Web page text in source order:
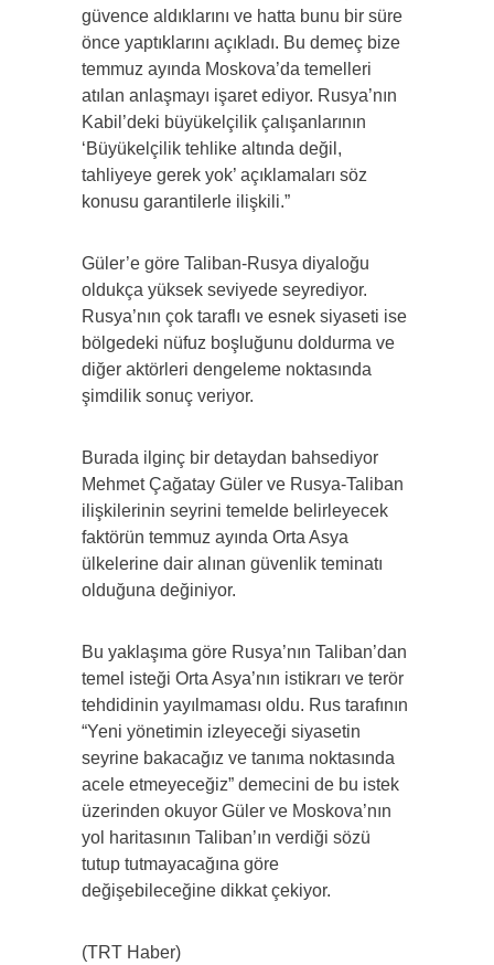
güvence aldıklarını ve hatta bunu bir süre
önce yaptıklarını açıkladı. Bu demeç bize
temmuz ayında Moskova’da temelleri
atılan anlaşmayı işaret ediyor. Rusya’nın
Kabil’deki büyükelçilik çalışanlarının
‘Büyükelçilik tehlike altında değil,
tahliyeye gerek yok’ açıklamaları söz
konusu garantilerle ilişkili.”
Güler’e göre Taliban-Rusya diyaloğu
oldukça yüksek seviyede seyrediyor.
Rusya’nın çok taraflı ve esnek siyaseti ise
bölgedeki nüfuz boşluğunu doldurma ve
diğer aktörleri dengeleme noktasında
şimdilik sonuç veriyor.
Burada ilginç bir detaydan bahsediyor
Mehmet Çağatay Güler ve Rusya-Taliban
ilişkilerinin seyrini temelde belirleyecek
faktörün temmuz ayında Orta Asya
ülkelerine dair alınan güvenlik teminatı
olduğuna değiniyor.
Bu yaklaşıma göre Rusya’nın Taliban’dan
temel isteği Orta Asya’nın istikrarı ve terör
tehdidinin yayılmaması oldu. Rus tarafının
“Yeni yönetimin izleyeceği siyasetin
seyrine bakacağız ve tanıma noktasında
acele etmeyeceğiz” demecini de bu istek
üzerinden okuyor Güler ve Moskova’nın
yol haritasının Taliban’ın verdiği sözü
tutup tutmayacağına göre
değişebileceğine dikkat çekiyor.
(TRT Haber)